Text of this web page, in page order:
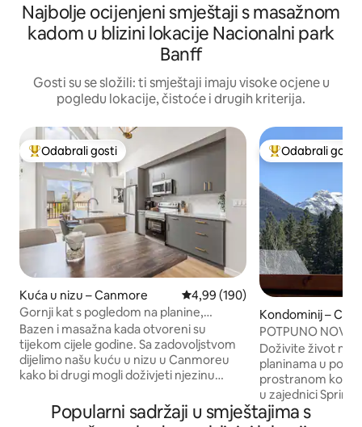
Najbolje ocijenjeni smještaji s masažnom
kadom u blizini lokacije Nacionalni park
Banff
Gosti su se složili: ti smještaji imaju visoke ocjene u
pogledu lokacije, čistoće i drugih kriterija.
Među najviše rangiranima s oznakom „Odabrali gosti”
Odabrali gosti
Kuća u nizu – Canmore Prosječna ocjena: 4,99/5,
4,99 (190)
Gornji kat s pogledom na planine,
privatna garaža, bazen/masažna kada
Bazen i masažna kada otvoreni su
tijekom cijele godine. Sa zadovoljstvom
dijelimo našu kuću u nizu u Canmoreu
kako bi drugi mogli doživjeti njezinu
večerima na balkonu okrenutom prema
jugu s pogledom koji se proteže od
Među najviše
Odabrali gosti
Kondominij –
POTPUNO NOVI
Corner Suite
Doživite život
planinama u
prostranom
u zajednici Spring
od središta
Popularni sadržaji u smještajima s